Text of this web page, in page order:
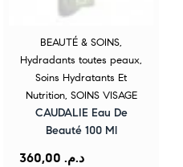
BEAUTÉ & SOINS,
Hydradants toutes peaux,
Soins Hydratants Et
Nutrition, SOINS VISAGE
CAUDALIE Eau De
Beauté 100 Ml
د.م.